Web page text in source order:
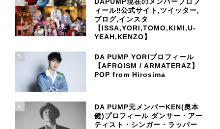
DAPUMP現在のメンバープロフ
ィール‼公式サイト,ツイッター,
ブログ,インスタ
【ISSA,YORI,TOMO,KIMI,U-
YEAH,KENZO】
5
DA PUMP YORIプロフィール
【AFROISM / ARMATERAZ】
POP from Hirosima
6
DA PUMP元メンバーKEN(奥本
健)プロフィール ダンサー・アー
ティスト・シンガー・ラッパー